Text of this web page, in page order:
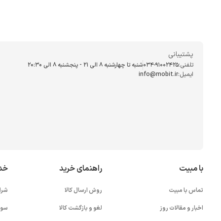
پشتیبانی
تلفنی:034-91002425شنبه تا چهارشنبه ۸ الی ۲۱ - پنجشنبه 8 الی ۲۰:۳۰
ایمیل:info@mobit.ir
با مبیت
تماس با مبیت
اخبار و مقالات روز
راهنمای خرید
روش ارسال کالا
لغو و بازگشت کالا